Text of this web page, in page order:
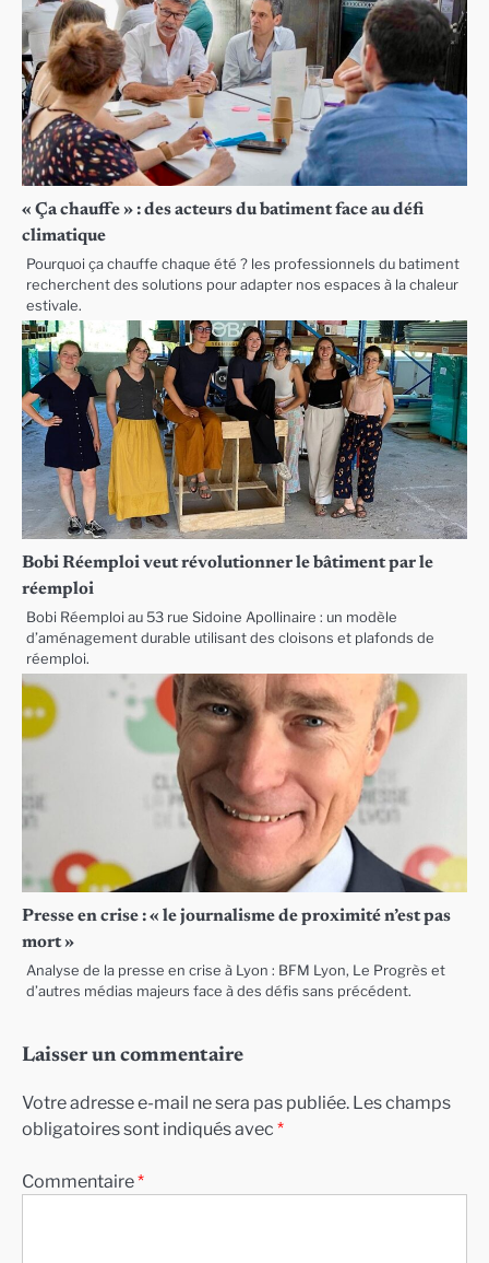
« Ça chauffe » : des acteurs du batiment face au défi
climatique
Pourquoi ça chauffe chaque été ? les professionnels du batiment
recherchent des solutions pour adapter nos espaces à la chaleur
estivale.
Bobi Réemploi veut révolutionner le bâtiment par le
réemploi
Bobi Réemploi au 53 rue Sidoine Apollinaire : un modèle
d’aménagement durable utilisant des cloisons et plafonds de
réemploi.
Presse en crise : « le journalisme de proximité n’est pas
mort »
Analyse de la presse en crise à Lyon : BFM Lyon, Le Progrès et
d’autres médias majeurs face à des défis sans précédent.
Laisser un commentaire
Votre adresse e-mail ne sera pas publiée. Les champs
obligatoires sont indiqués avec *
Commentaire*